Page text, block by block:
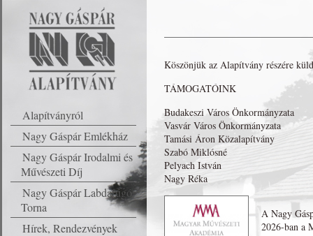
Alapítványról
Nagy Gáspár Emlékház
Nagy Gáspár Irodalmi és
Művészeti Díj
Nagy Gáspár Labdarúgó
Torna
Hírek, Rendezvények
Köszönjük az Alapítvány részére
TÁMOGATÓINK
Budakeszi Város Önkormányzata
Vasvár Város Önkormányzata
Tamási Áron Közalapítvány
Szabó Miklósné
Pelyach István
Nagy Réka
A Nagy
2026-ban a